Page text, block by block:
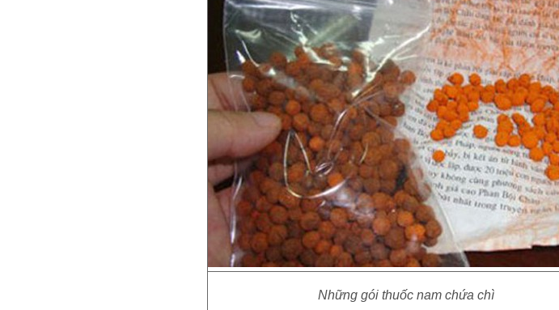
Những gói thuốc nam chứa chì